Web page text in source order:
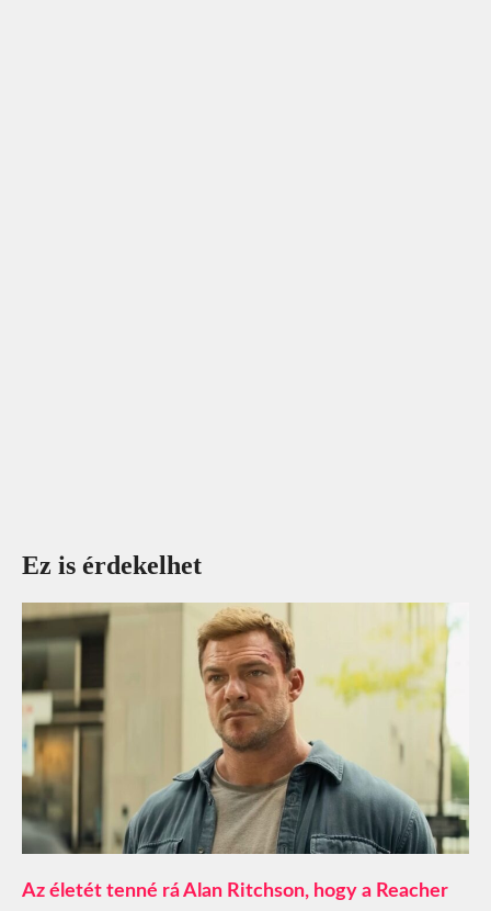
Ez is érdekelhet
Az életét tenné rá Alan Ritchson, hogy a Reacher